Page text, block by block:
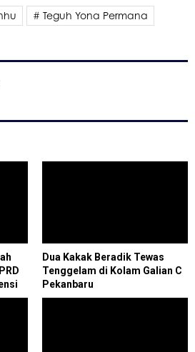
# Teguh Yona Permana
Dua Kakak Beradik Tewas
Tenggelam di Kolam Galian C
Pekanbaru